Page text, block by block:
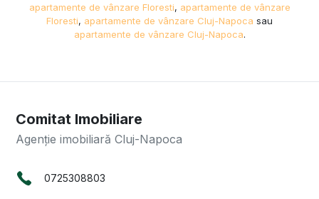
apartamente de vânzare Floresti, apartamente de vânzare
Floresti, apartamente de vânzare Cluj-Napoca sau
apartamente de vânzare Cluj-Napoca.
Comitat Imobiliare
Agenție imobiliară Cluj-Napoca
0725308803